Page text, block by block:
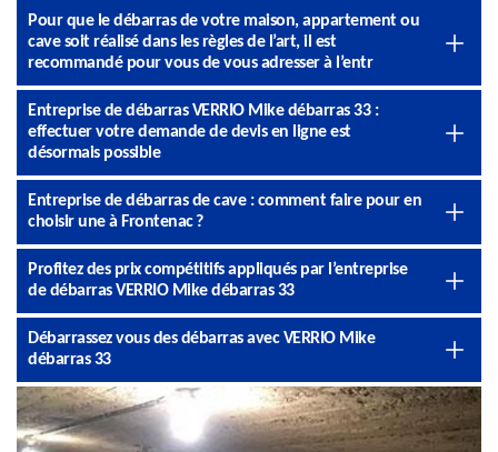
Pour que le débarras de votre maison, appartement ou
cave soit réalisé dans les règles de l’art, il est
recommandé pour vous de vous adresser à l’entr
Entreprise de débarras VERRIO Mike débarras 33 :
effectuer votre demande de devis en ligne est
désormais possible
Entreprise de débarras de cave : comment faire pour en
choisir une à Frontenac ?
Profitez des prix compétitifs appliqués par l’entreprise
de débarras VERRIO Mike débarras 33
Débarrassez vous des débarras avec VERRIO Mike
débarras 33